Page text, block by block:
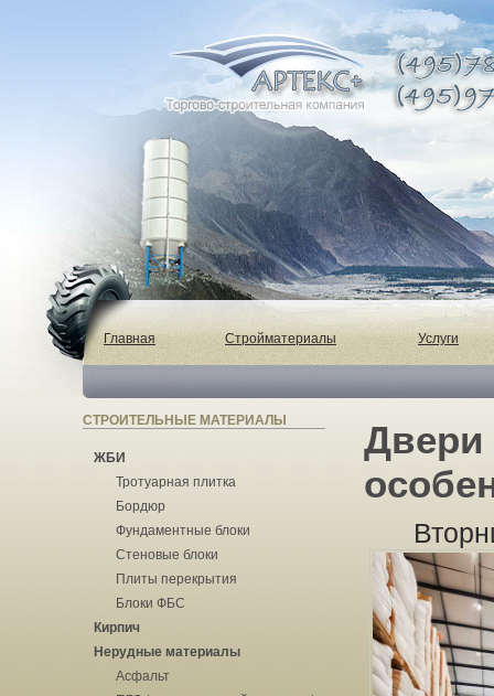
Главная Стройматериалы Услуги
СТРОИТЕЛЬНЫЕ МАТЕРИАЛЫ
ЖБИ
Тротуарная плитка
Бордюр
Фундаментные блоки
Стеновые блоки
Плиты перекрытия
Блоки ФБС
Кирпич
Нерудные материалы
Асфальт
Двери